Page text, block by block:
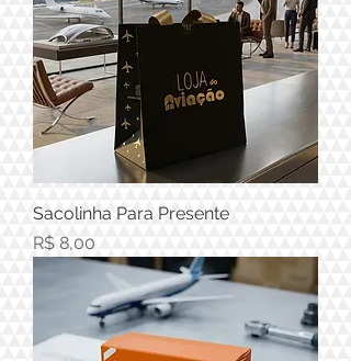
Sacolinha Para Presente
Preço
R$ 8,00